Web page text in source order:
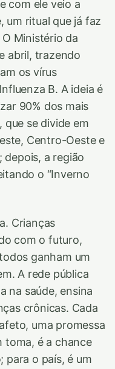
com ele veio a
um ritual que já faz
Ministério da
abril, trazendo
os vírus
B. A ideia é
90% dos mais
que se divide em
Centro-Oeste e
depois, a região
o “Inverno
Crianças
com o futuro,
ganham um
A rede pública
na saúde, ensina
crônicas. Cada
uma promessa
toma, é a chance
para o país, é um